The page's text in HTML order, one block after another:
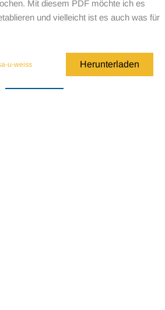
Mit diesem PDF möchte ich es
und vielleicht ist es auch was für
u-weiss Herunterladen